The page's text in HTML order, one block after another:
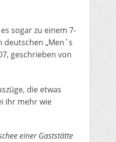
sogar zu einem 7-
deutschen „Men`s
geschrieben von
die etwas
ihr mehr wie
einer Gaststätte